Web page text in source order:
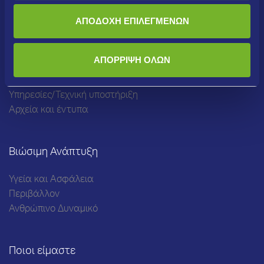
ΑΠΟΔΟΧΗ ΕΠΙΛΕΓΜΕΝΩΝ
ΑΠΟΡΡΙΨΗ ΟΛΩΝ
Συμφωνώ να αποθηκευτούν τα προσωπικά μου δεδομένα και να
Υπηρεσίες/Τεχνική υποστήριξη
Αρχεία και έντυπα
Βιώσιμη Ανάπτυξη
Υγεία και Ασφάλεια
Περιβάλλον
Ανθρώπινο Δυναμικό
Ποιοι είμαστε